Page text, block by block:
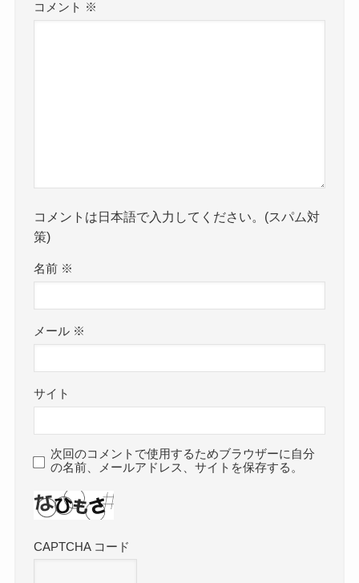
コメント ※
コメントは日本語で入力してください。(スパム対
策)
名前 ※
メール ※
サイト
次回のコメントで使用するためブラウザーに自分
の名前、メールアドレス、サイトを保存する。
CAPTCHA コード